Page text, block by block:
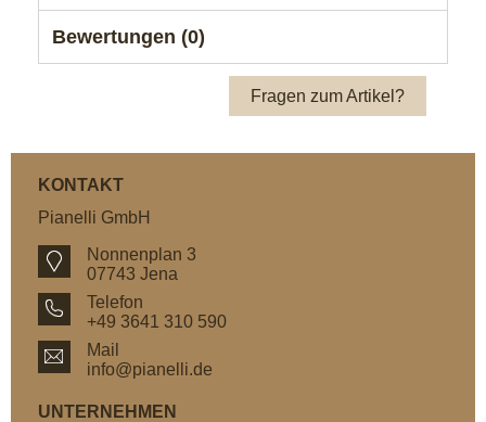
Bewertungen (0)
Fragen zum Artikel?
KONTAKT
Pianelli GmbH
Nonnenplan 3
07743 Jena
Telefon
+49 3641 310 590
Mail
info@pianelli.de
UNTERNEHMEN